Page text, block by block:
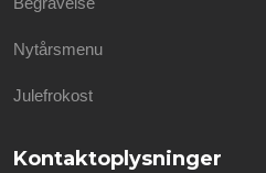
Nytårsmenu
Julefrokost
Kontaktoplysninger